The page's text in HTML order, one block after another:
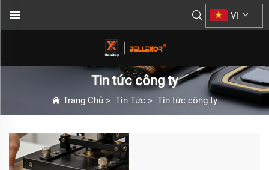
VI
Tin tức công ty
Trang Chủ > Tin Tức > Tin tức công ty